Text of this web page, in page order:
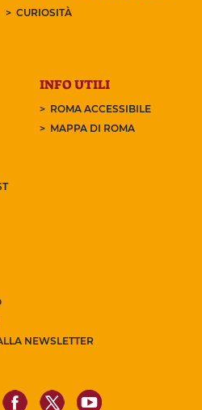
CURIOSITÀ
INFO UTILI
ROMA ACCESSIBILE
MAPPA DI ROMA
NEWSLETTER